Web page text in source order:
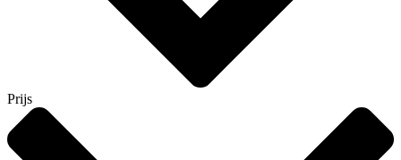
Prijs